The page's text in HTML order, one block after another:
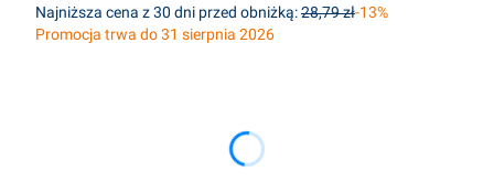
Najniższa cena z 30 dni przed obniżką:28,79 zł-13%
Promocja trwa do 31 sierpnia 2026
Poszczególne warianty mogą różnić się ceną